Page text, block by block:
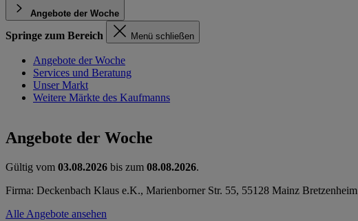
Angebote der Woche
Springe zum Bereich Menü schließen
Angebote der Woche
Services und Beratung
Unser Markt
Weitere Märkte des Kaufmanns
Angebote der Woche
Gültig vom 03.08.2026 bis zum 08.08.2026.
Firma: Deckenbach Klaus e.K., Marienborner Str. 55, 55128 Mainz Bretzenheim
Alle Angebote ansehen